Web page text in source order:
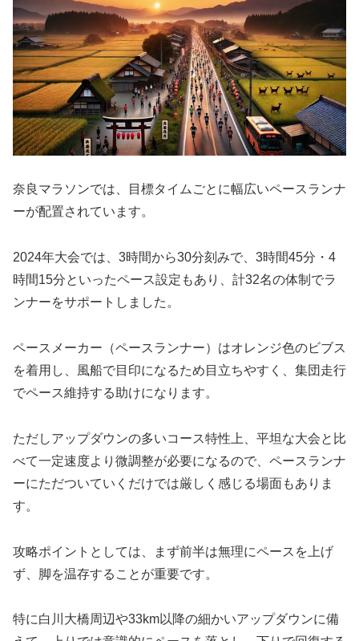
奈良マラソンでは、目標タイムごとに幅広いペースランナ
ーが配置されています。
2024年大会では、3時間から30分刻みで、3時間45分・4
時間15分といったペース設定もあり、計32名の体制でラ
ンナーをサポートしました。
ペースメーカー（ペースランナー）はオレンジ色のビブス
を着用し、風船で目印になるため目立ちやすく、集団走行
でペース維持する助けになります。
ただしアップダウンの多いコース特性上、平坦な大会と比
べて一定速度より微調整が必要になるので、ペースランナ
ーにただついていくだけでは厳しく感じる場面もありま
す。
攻略ポイントとしては、まず前半は無理にペースを上げ
ず、脚を温存することが重要です。
特に白川大橋周辺や33km以降の細かいアップダウンに備